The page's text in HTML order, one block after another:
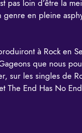
pas loin d’être la
genre en pleine
à Rock en
que nous
sur les singles de
The End Has No